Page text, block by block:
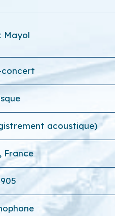
Mayol
concert
acoustique)
France